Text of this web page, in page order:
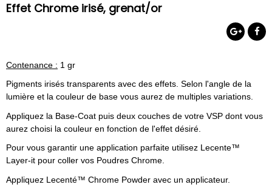
Effet Chrome irisé, grenat/or
Contenance : 1 gr
Pigments irisés transparents avec des effets. Selon l'angle de la
lumière et la couleur de base vous aurez de multiples variations.
Appliquez la Base-Coat puis deux couches de votre VSP dont vous
aurez choisi la couleur en fonction de l'effet désiré.
Pour vous garantir une application parfaite utilisez Lecente™
Layer-it pour coller vos Poudres Chrome.
Appliquez Lecenté™ Chrome Powder avec un applicateur.